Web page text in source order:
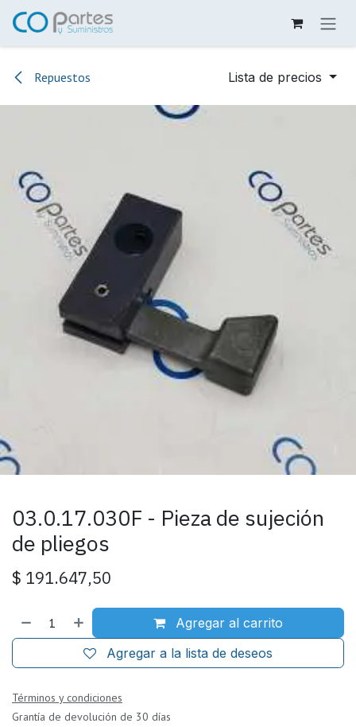
Ir al contenido
Repuestos Lista de precios
03.0.17.030F - Pieza de sujeción
de pliegos
$ 191.647,50
Agregar al carrito
Agregar a la lista de deseos
Términos y condiciones
Grantía de devolución de 30 días